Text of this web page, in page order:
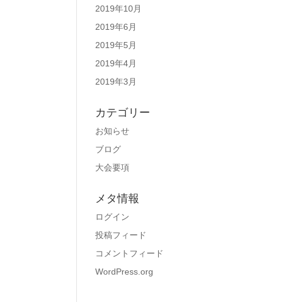
2019年10月
2019年6月
2019年5月
2019年4月
2019年3月
カテゴリー
お知らせ
ブログ
大会要項
メタ情報
ログイン
投稿フィード
コメントフィード
WordPress.org